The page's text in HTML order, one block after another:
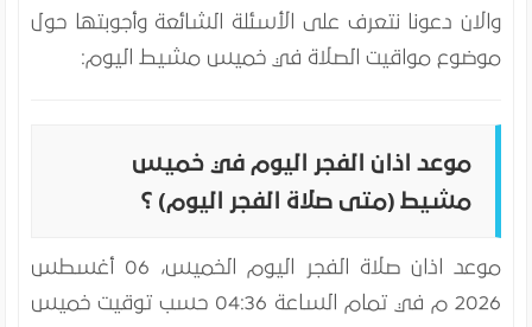
والان دعونا نتعرف على الأسئلة الشائعة وأجوبتها حول
موضوع مواقيت الصلاة في خميس مشيط اليوم:
موعد اذان الفجر اليوم في خميس
مشيط (متى صلاة الفجر اليوم) ؟
موعد اذان صلاة الفجر اليوم
الخميس، 06 أغسطس
2026 م
في تمام الساعة 04:36 حسب توقيت خميس